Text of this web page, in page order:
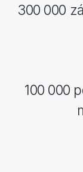
300 000
100 000